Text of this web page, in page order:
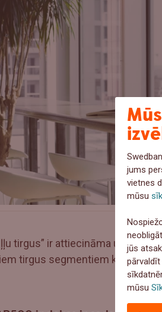
tirgus” ir attiecināma uz visu
tirgus segmentiem kā uz
jums
vietnes
mūsu
jūs
mūsu